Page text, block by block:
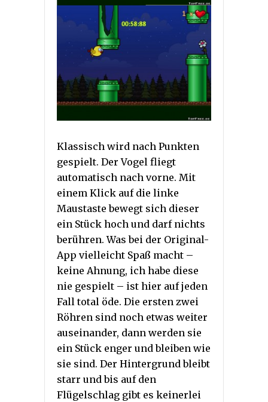
Klassisch wird nach Punkten
gespielt. Der Vogel fliegt
automatisch nach vorne. Mit
einem Klick auf die linke
Maustaste bewegt sich dieser
ein Stück hoch und darf nichts
berühren. Was bei der Original-
App vielleicht Spaß macht –
keine Ahnung, ich habe diese
nie gespielt – ist hier auf jeden
Fall total öde. Die ersten zwei
Röhren sind noch etwas weiter
auseinander, dann werden sie
ein Stück enger und bleiben wie
sie sind. Der Hintergrund bleibt
starr und bis auf den
Flügelschlag gibt es keinerlei